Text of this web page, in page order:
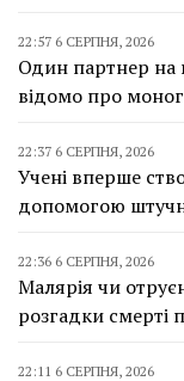
22:57 6 СЕРПНЯ, 2026
Один партнер на
відомо про
22:37 6 СЕРПНЯ, 2026
Учені вперше
допомогою
22:36 6 СЕРПНЯ, 2026
Малярія чи
розгадки смерті
22:11 6 СЕРПНЯ, 2026